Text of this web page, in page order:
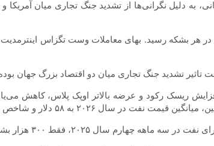
به دلیل نگرانی‌ها از تشدید جنگ تجاری میان
کرد قیمت نفت در طول سال‌های ۲۰۲۵ و ۲۰۲۶، به دلیل افزایش ریسک رکود و
در روز نسبت به مدت مشابه سال قبل رشد می‌کند.